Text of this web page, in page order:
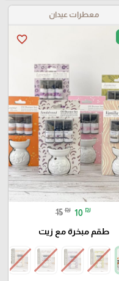
معطرات عيدان
favorite_border
15 ₪ 10 ₪
طقم مبخرة مع زيت